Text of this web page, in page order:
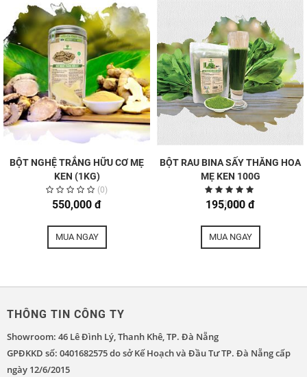
BỘT NGHỆ TRẮNG HỮU CƠ MẸ
KEN (1KG)
(0)
550,000 đ
MUA NGAY
BỘT RAU BINA SẤY THĂNG HOA
MẸ KEN 100G
(182)
195,000 đ
MUA NGAY
THÔNG TIN CÔNG TY
Showroom: 46 Lê Đình Lý, Thanh Khê, TP. Đà Nẵng
GPĐKKD số: 0401682575 do sở Kế Hoạch và Đầu Tư TP. Đà Nẵng cấp
ngày 12/6/2015